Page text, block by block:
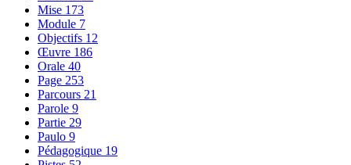
Mise 173
Module 7
Objectifs 12
Œuvre 186
Orale 40
Page 253
Parcours 21
Parole 9
Partie 29
Paulo 9
Pédagogique 19